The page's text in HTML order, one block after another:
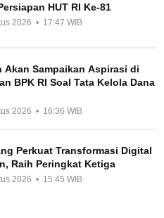
HUT RI Ke-81
2026 • 17:47 WIB
Akan Sampaikan Aspirasi di
BPK RI Soal Tata Kelola Dana
2026 • 16:36 WIB
Perkuat Transformasi Digital
Raih Peringkat Ketiga
2026 • 15:45 WIB